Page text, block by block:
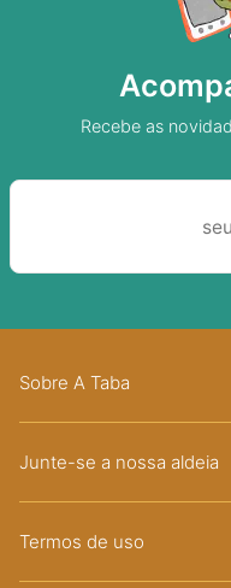
Recebe as
Sobre A Taba
Junte-se a nossa aldeia
Termos de uso